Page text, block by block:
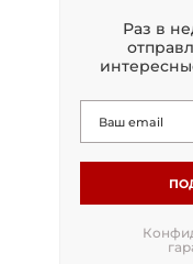
Раз в